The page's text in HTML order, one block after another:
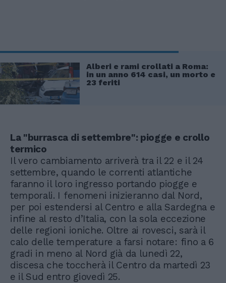
Alberi e rami crollati a Roma:
in un anno 614 casi, un morto e
23 feriti
La "burrasca di settembre": piogge e crollo
termico
Il vero cambiamento arriverà tra il 22 e il 24
settembre, quando le correnti atlantiche
faranno il loro ingresso portando piogge e
temporali. I fenomeni inizieranno dal Nord,
per poi estendersi al Centro e alla Sardegna e
infine al resto d’Italia, con la sola eccezione
delle regioni ioniche. Oltre ai rovesci, sarà il
calo delle temperature a farsi notare: fino a 6
gradi in meno al Nord già da lunedì 22,
discesa che toccherà il Centro da martedì 23
e il Sud entro giovedì 25.